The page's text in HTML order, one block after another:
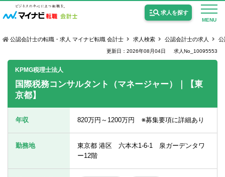
MENU
求人を探す
公認会計士試験合格向けの求人
公認会計士の転職・求人 マイナビ転職 会計士 求人検索 公認会計士の求人 公
更新日：2026年08月04日 求人No_10095553
KPMG税理士法人
国際税務コンサルタント（マネージャー）｜【東
京都】
年収 820万円～1200万円 ※募集要項に詳細あり
勤務地
東京都 港区 六本木1-6-1 泉ガーデンタワ
ー12階